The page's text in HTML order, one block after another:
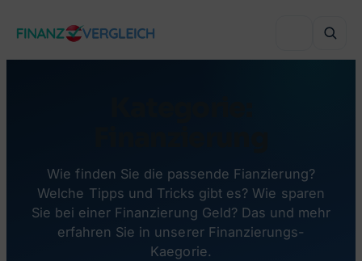
Inhalt
Auslandsimmobilie finanzieren
Sanierung finanzieren
VERGLEICHEN
Haushaltsversicherung
Lebensversicherung
VERGLEICHEN
Wie finden Sie die passende Fianzierung?
Welche Tipps und Tricks gibt es? Wie sparen
Sie bei einer Finanzierung Geld? Das und mehr
erfahren Sie in unserer Finanzierungs-
Kaegorie.